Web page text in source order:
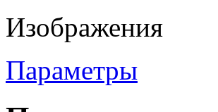
Изображения
Параметры